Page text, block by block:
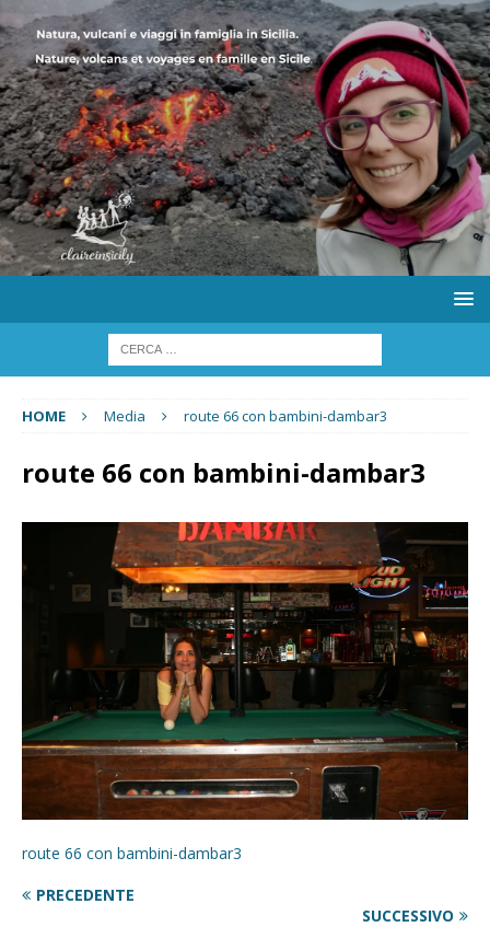
HOME Media route 66 con bambini-dambar3
route 66 con bambini-dambar3
route 66 con bambini-dambar3
PRECEDENTE
SUCCESSIVO